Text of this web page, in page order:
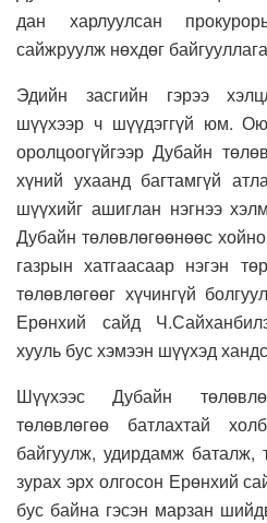
дан харлуулсан
сайжруулж нөхдөг
Эдийн засгийн гэрээ
шүүхээр ч шүүдэггүй юм.
оролцоогүйгээр Дубайн
хүний ухаанд багтамгүй
шүүхийг ашиглан нэгнээ
Дубайн төлөвлөгөөнөөс
газрын хатгаасаар нэгэн
төлөвлөгөөг хүчингүй
Ерөнхий сайд
хууль бус хэмээн шүүхэд
Шүүхээс Дубайн
төлөвлөгөө батлахтай
байгуулж, удирдамж баталж,
зурах эрх олгосон Ерөнхий
бус байна гэсэн марзан